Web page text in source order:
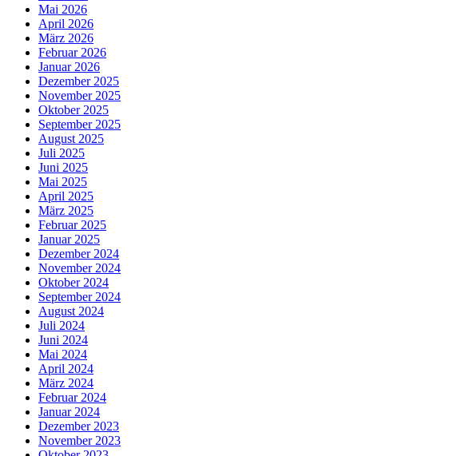
Mai 2026
April 2026
März 2026
Februar 2026
Januar 2026
Dezember 2025
November 2025
Oktober 2025
September 2025
August 2025
Juli 2025
Juni 2025
Mai 2025
April 2025
März 2025
Februar 2025
Januar 2025
Dezember 2024
November 2024
Oktober 2024
September 2024
August 2024
Juli 2024
Juni 2024
Mai 2024
April 2024
März 2024
Februar 2024
Januar 2024
Dezember 2023
November 2023